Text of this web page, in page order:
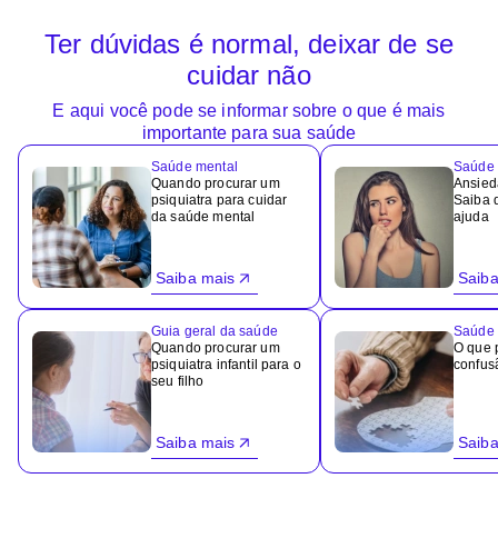
Ter dúvidas é normal, deixar de se
cuidar não
E aqui você pode se informar sobre o que é mais
importante para sua saúde
Saúde mental
Quando procurar um
psiquiatra para cuidar
da saúde mental
Saiba mais
Guia geral da saúde
Quando procurar um
psiquiatra infantil para o
seu filho
Saiba mais
Saúde
Saiba
ajuda
Saúde
O que